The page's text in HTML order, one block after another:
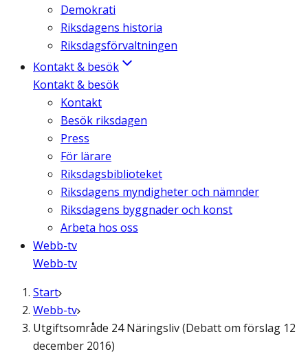
Demokrati
Riksdagens historia
Riksdagsförvaltningen
Kontakt & besök
Kontakt & besök
Kontakt
Besök riksdagen
Press
För lärare
Riksdagsbiblioteket
Riksdagens myndigheter och nämnder
Riksdagens byggnader och konst
Arbeta hos oss
Webb-tv
Webb-tv
Start
Webb-tv
Utgiftsområde 24 Näringsliv (Debatt om förslag 12
december 2016)